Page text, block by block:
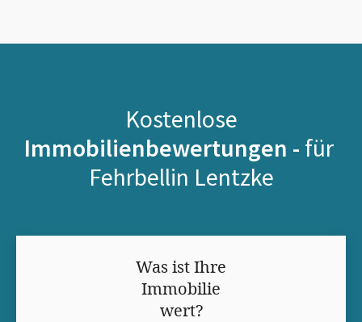
Kostenlose
Immobilienbewertungen - für
Fehrbellin Lentzke
Was ist Ihre
Immobilie
wert?